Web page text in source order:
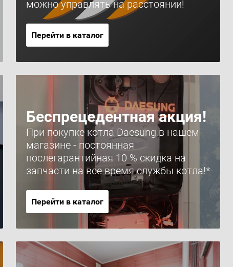
можно управлять на расстоянии!
Перейти в каталог
Беспрецедентная акция!
При покупке котла Daesung в нашем
магазине - постоянная
послегарантийная 10 % скидка на
запчасти на все время службы котла!*
Перейти в каталог